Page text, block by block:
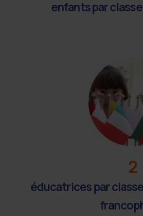
enfants par
2
éducatrices par